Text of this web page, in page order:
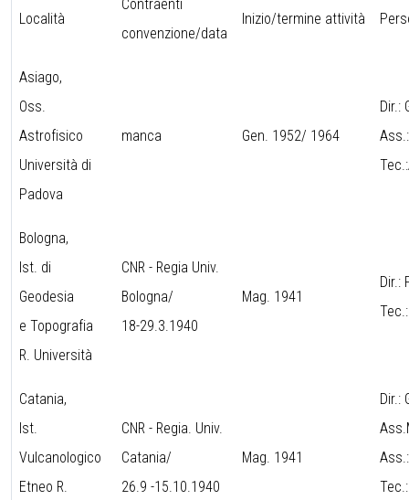
Località
Contraenti
convenzione/data
Inizio/termine attività
Asiago,
Oss.
Astrofisico
Università di
Padova
manca Gen. 1952/ 1964
Dir.:
Bologna,
Ist. di
Geodesia
e Topografia
R. Università
CNR - Regia Univ.
Bologna/
18-29.3.1940
Mag. 1941
Dir.:
Catania,
Ist.
Vulcanologico
Etneo R.
CNR - Regia. Univ.
Catania/
26.9 -15.10.1940
Mag. 1941
Dir.: